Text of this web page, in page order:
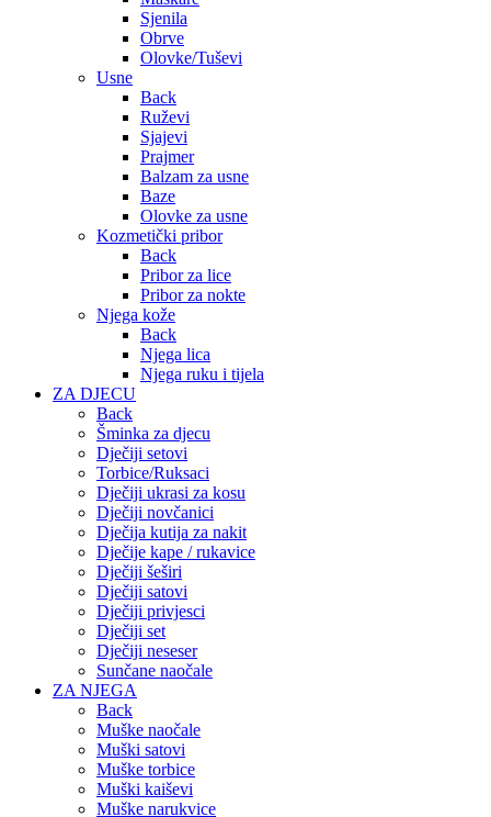
Sjenila
Obrve
Olovke/Tuševi
Usne
Back
Ruževi
Sjajevi
Prajmer
Balzam za usne
Baze
Olovke za usne
Kozmetički pribor
Back
Pribor za lice
Pribor za nokte
Njega kože
Back
Njega lica
Njega ruku i tijela
ZA DJECU
Back
Šminka za djecu
Dječiji setovi
Torbice/Ruksaci
Dječiji ukrasi za kosu
Dječiji novčanici
Dječija kutija za nakit
Dječije kape / rukavice
Dječiji šeširi
Dječiji satovi
Dječiji privjesci
Dječiji set
Dječiji neseser
Sunčane naočale
ZA NJEGA
Back
Muške naočale
Muški satovi
Muške torbice
Muški kaiševi
Muške narukvice